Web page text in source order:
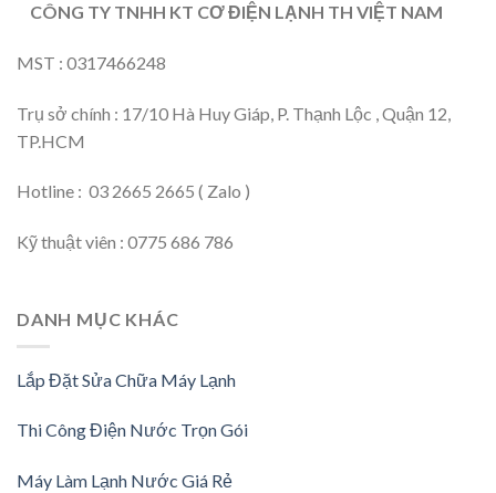
CÔNG TY TNHH KT CƠ ĐIỆN LẠNH TH VIỆT NAM
MST : 0317466248
Trụ sở chính : 17/10 Hà Huy Giáp, P. Thạnh Lộc , Quận 12,
TP.HCM
Hotline : 03 2665 2665 ( Zalo )
Kỹ thuật viên : 0775 686 786
DANH MỤC KHÁC
Lắp Đặt Sửa Chữa Máy Lạnh
Thi Công Điện Nước Trọn Gói
Máy Làm Lạnh Nước Giá Rẻ